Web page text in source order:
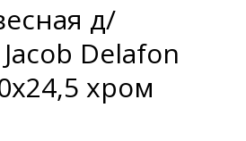
д/
Delafon
хром